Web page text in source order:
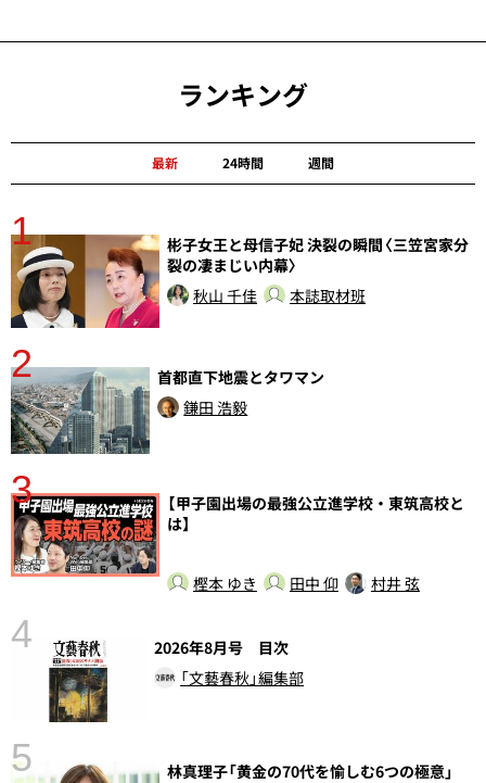
ランキング
最新 24時間 週間
1
彬子女王と母信子妃 決裂の瞬間〈三笠宮家分
裂の凄まじい内幕〉
秋山 千佳
本誌取材班
2
首都直下地震とタワマン
鎌田 浩毅
3
【甲子園出場の最強公立進学校・東筑高校と
は】
樫本 ゆき 田中 仰 村井 弦
4
2026年8月号 目次
「文藝春秋」編集部
5
林真理子「黄金の70代を愉しむ6つの極意」